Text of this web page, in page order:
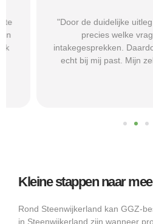
"Door de duidelijke uitleg op
precies welke vragen ik
intakegesprekken. Daardoor
echt bij mij past. Mijn
Kleine stappen naar
Rond Steenwijkerland kan GGZ-
in Steenwijkerland zijn wanneer